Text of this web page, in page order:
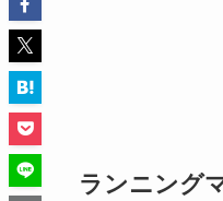
ランニング